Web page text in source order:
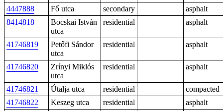
4447888 Fő utca secondary
asphalt
8414818
Bocskai István
utca
residential asphalt
41746819
Petőfi Sándor
utca
residential asphalt
41746820
Zrínyi Miklós
utca
residential asphalt
41746821 Útalja utca residential
compacted
41746822
Keszeg utca residential
asphalt